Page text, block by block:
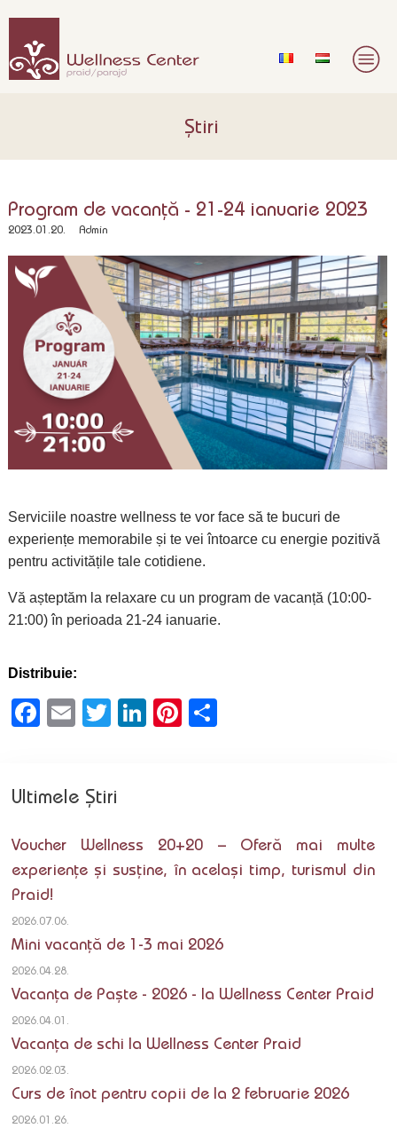
Știri
Program de vacanță - 21-24 ianuarie 2023
2023.01.20. Admin
Serviciile noastre wellness te vor face să te bucuri de
experiențe memorabile și te vei întoarce cu energie pozitivă
pentru activitățile tale cotidiene.
Vă așteptăm la relaxare cu un program de vacanță (10:00-
21:00) în perioada 21-24 ianuarie.
Distribuie:
Facebook
EmailTwitter
LinkedIn
Pinterest
Ultimele Știri
Voucher Wellness 20+20 – Oferă mai multe
experiențe și susține, în același timp, turismul din
Praid!
2026.07.06.
Mini vacanță de 1-3 mai 2026
2026.04.28.
Vacanța de Paște - 2026 - la Wellness Center Praid
2026.04.01.
Vacanța de schi la Wellness Center Praid
2026.02.03.
Curs de înot pentru copii de la 2 februarie 2026
2026.01.26.